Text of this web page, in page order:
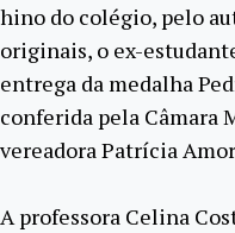
hino do colégio, pelo
originais, o ex-
entrega da medalha
conferida pela Câmara
vereadora Patrícia
A professora Celina